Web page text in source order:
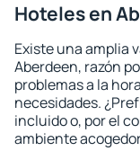
Hoteles en
Existe una amplia
Aberdeen, razón
problemas a la
necesidades.
incluido o, por el
ambiente